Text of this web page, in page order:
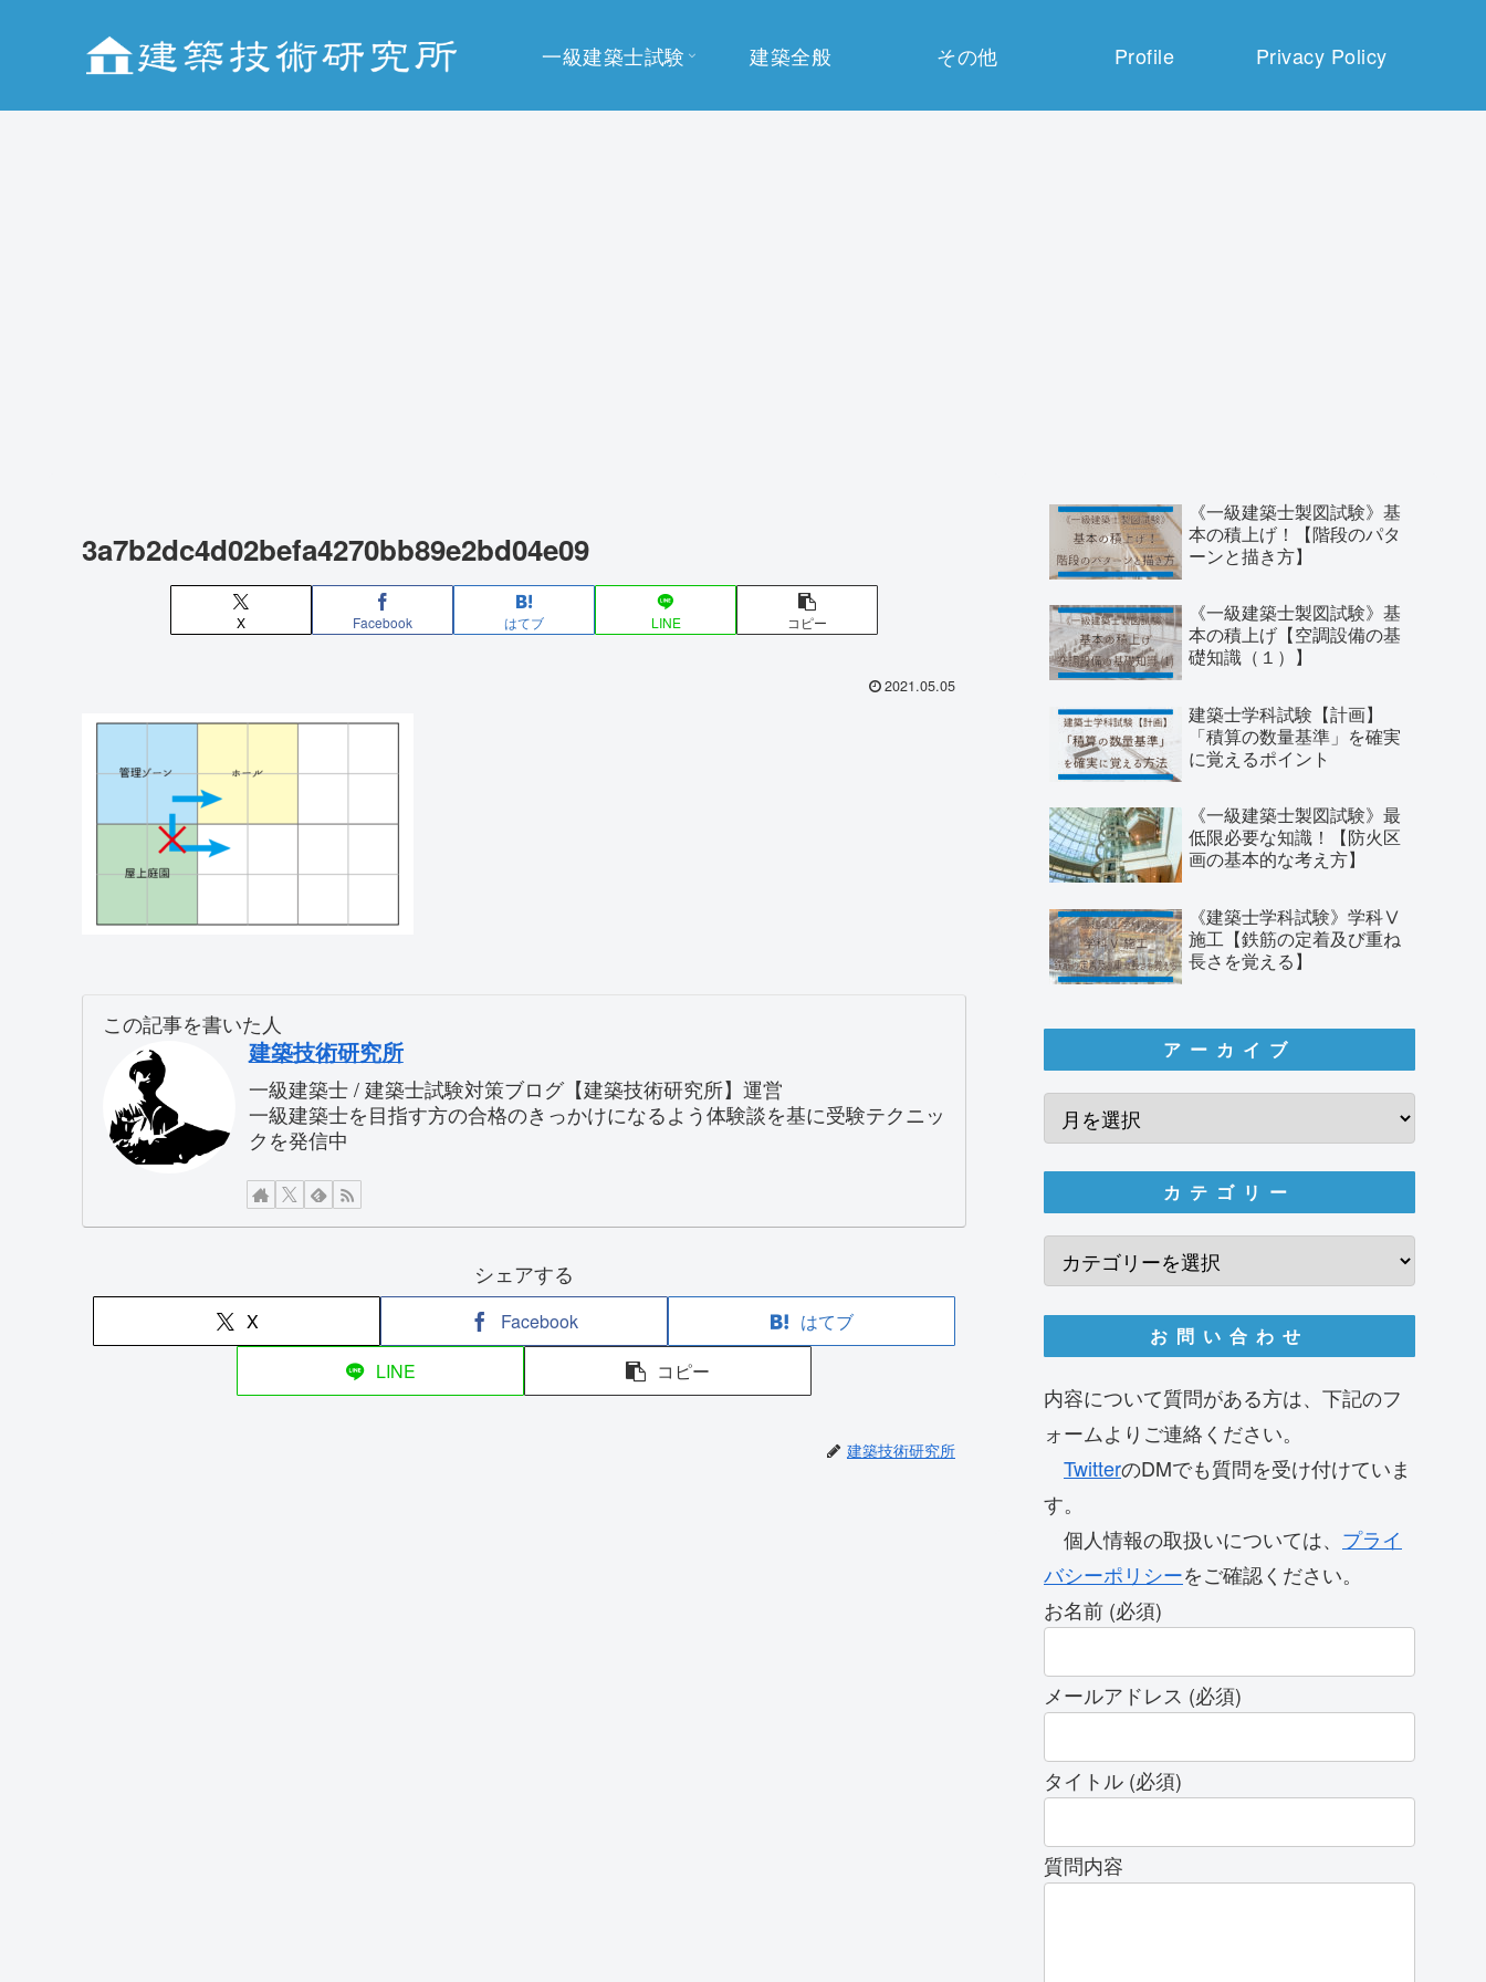
一級建築士試験 建築全般 その他 Profile Privacy Policy
3a7b2dc4d02befa4270bb89e2bd04e09
X Facebook はてブ LINE コピー
2021.05.05
この記事を書いた人
建築技術研究所
一級建築士 / 建築士試験対策ブログ【建築技術研究所】運営
一級建築士を目指す方の合格のきっかけになるよう体験談を基に受験テクニッ
クを発信中
シェアする
X Facebook
はてブ
LINE
コピー
建築技術研究所
《一級建築士製図試験》基
本の積上げ！【階段のパタ
ーンと描き方】
《一級建築士製図試験》基
本の積上げ【空調設備の基
礎知識（１）】
建築士学科試験【計画】
「積算の数量基準」を確実
に覚えるポイント
《一級建築士製図試験》最
低限必要な知識！【防火区
画の基本的な考え方】
《建築士学科試験》学科Ⅴ
施工【鉄筋の定着及び重ね
長さを覚える】
アーカイブ
カテゴリー
お問い合わせ
内容について質問がある方は、下記のフ
ォームよりご連絡ください。
TwitterのDMでも質問を受け付けていま
す。
個人情報の取扱いについては、 プライ
バシーポリシーをご確認ください。
お名前 (必須)
メールアドレス (必須)
タイトル (必須)
質問内容